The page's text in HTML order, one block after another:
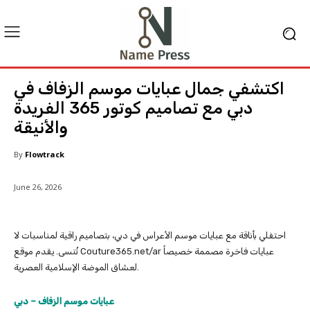
اكتشفي جمال عبايات موسم الزفاف في
دبي مع تصاميم كوتور 365 الفريدة
والأنيقة
By Flowtrack
June 26, 2026
احتفلي بأناقة مع عبايات موسم الأعراس في دبي، بتصاميم راقية لمناسبات لا
تُنسى. يقدم موقع Couture365.net/ar عبايات فاخرة مصممة خصيصاً
لعشاق الموضة الإسلامية العصرية.
عبايات موسم الزفاف – دبي